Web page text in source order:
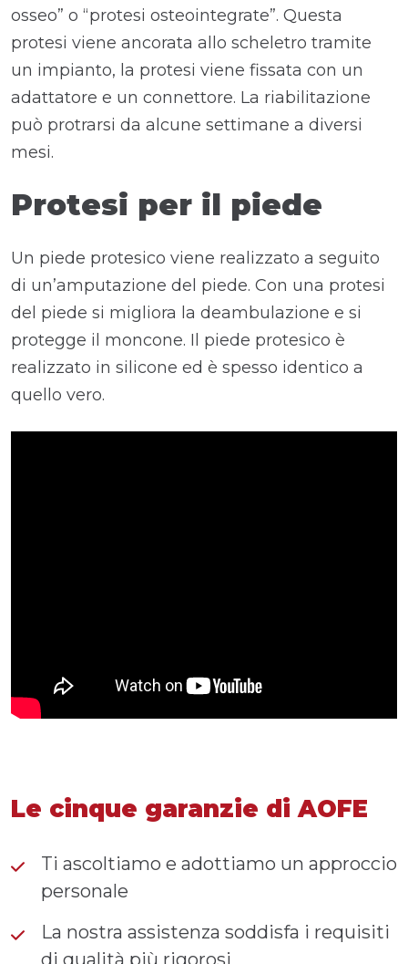
osseo” o “protesi osteointegrate”. Questa
protesi viene ancorata allo scheletro tramite
un impianto, la protesi viene fissata con un
adattatore e un connettore. La riabilitazione
può protrarsi da alcune settimane a diversi
mesi.
Protesi per il piede
Un piede protesico viene realizzato a seguito
di un’amputazione del piede. Con una protesi
del piede si migliora la deambulazione e si
protegge il moncone. Il piede protesico è
realizzato in silicone ed è spesso identico a
quello vero.
Le cinque garanzie di AOFE
Ti ascoltiamo e adottiamo un approccio
personale
La nostra assistenza soddisfa i requisiti
di qualità più rigorosi